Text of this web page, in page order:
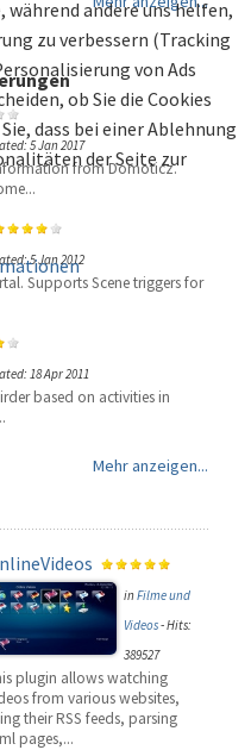
5 Jan 2017
from Domoticz.
5 Jan 2012
Supports Scene triggers for
18 Apr 2011
based on activities in
Mehr anzeigen...
inFilme und
Videos-Hits:
389527
plugin allows watching
from various websites,
their RSS feeds, parsing
pages,...
andere uns helfen,
zu verbessern (Tracking
von Ads
ob Sie die Cookies
dass bei einer Ablehnung
der Seite zur